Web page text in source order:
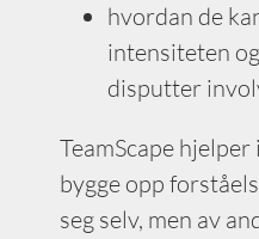
hvordan de
intensiteten
disputter
TeamScape
bygge opp
seg selv, men av